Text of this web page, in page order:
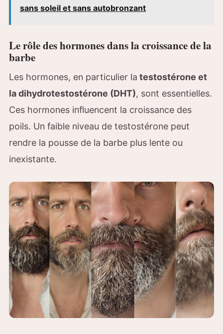
sans soleil et sans autobronzant
Le rôle des hormones dans la croissance de la
barbe
Les hormones, en particulier la testostérone et
la dihydrotestostérone (DHT), sont essentielles.
Ces hormones influencent la croissance des
poils. Un faible niveau de testostérone peut
rendre la pousse de la barbe plus lente ou
inexistante.